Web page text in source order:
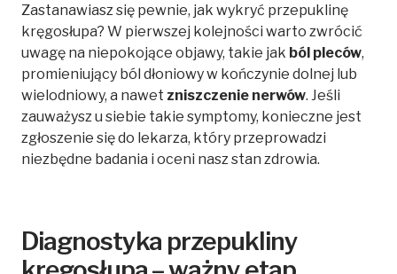
Zastanawiasz się pewnie, jak wykryć przepuklinę
kręgosłupa? W pierwszej kolejności warto zwrócić
uwagę na niepokojące objawy, takie jak ból pleców,
promieniujący ból dłoniowy w kończynie dolnej lub
wielodniowy, a nawet zniszczenie nerwów. Jeśli
zauważysz u siebie takie symptomy, konieczne jest
zgłoszenie się do lekarza, który przeprowadzi
niezbędne badania i oceni nasz stan zdrowia.
Diagnostyka przepukliny